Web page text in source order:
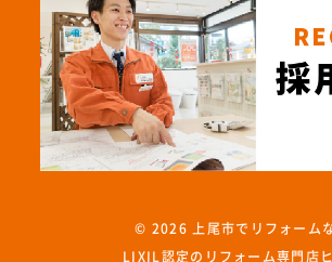
© 2026 上尾市でリフォーム
LIXIL認定のリフォーム専門店